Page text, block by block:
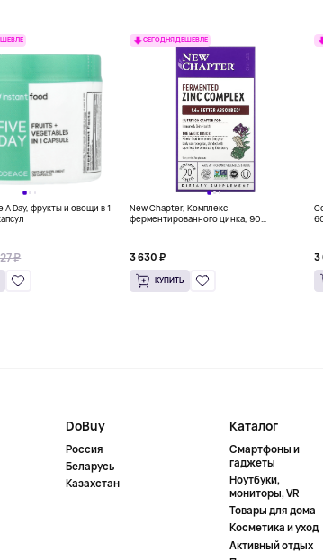
A Day, фрукты и овощи в 1
₽
СЕГОДНЯ ДЕШЕВЛЕ
New Chapter, Комплекс
ферментированного цинка, 90
3 630 ₽
КУПИТЬ
3
DoBuy
Россия
Беларусь
Казахстан
Каталог
Смартфоны и
гаджеты
Ноутбуки,
мониторы, VR
Товары для дома
Косметика и уход
Активный отдых